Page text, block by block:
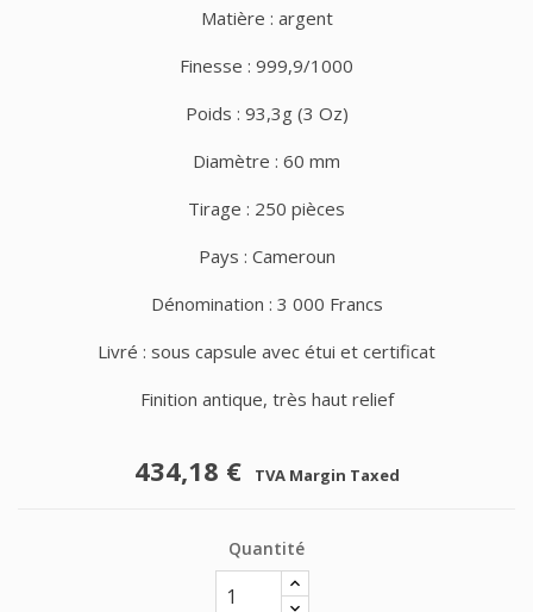
Matière : argent
Finesse : 999,9/1000
Poids : 93,3g (3 Oz)
Diamètre : 60 mm
Tirage : 250 pièces
Pays : Cameroun
Dénomination : 3 000 Francs
Livré : sous capsule avec étui et certificat
Finition antique, très haut relief
434,18 € TVA Margin Taxed
Quantité